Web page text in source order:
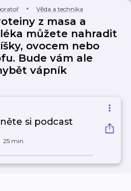
Věda a technika
z masa a
můžete nahradit
ovocem nebo
Bude vám ale
vápník
si podcast
25 min